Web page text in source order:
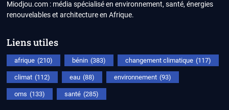
Miodjou.com : média spécialisé en environnement, santé, énergies
renouvelables et architecture en Afrique.
Liens utiles
afrique (210) bénin (383) changement climatique (117)
climat (112) eau (88) environnement (93)
oms (133) santé (285)